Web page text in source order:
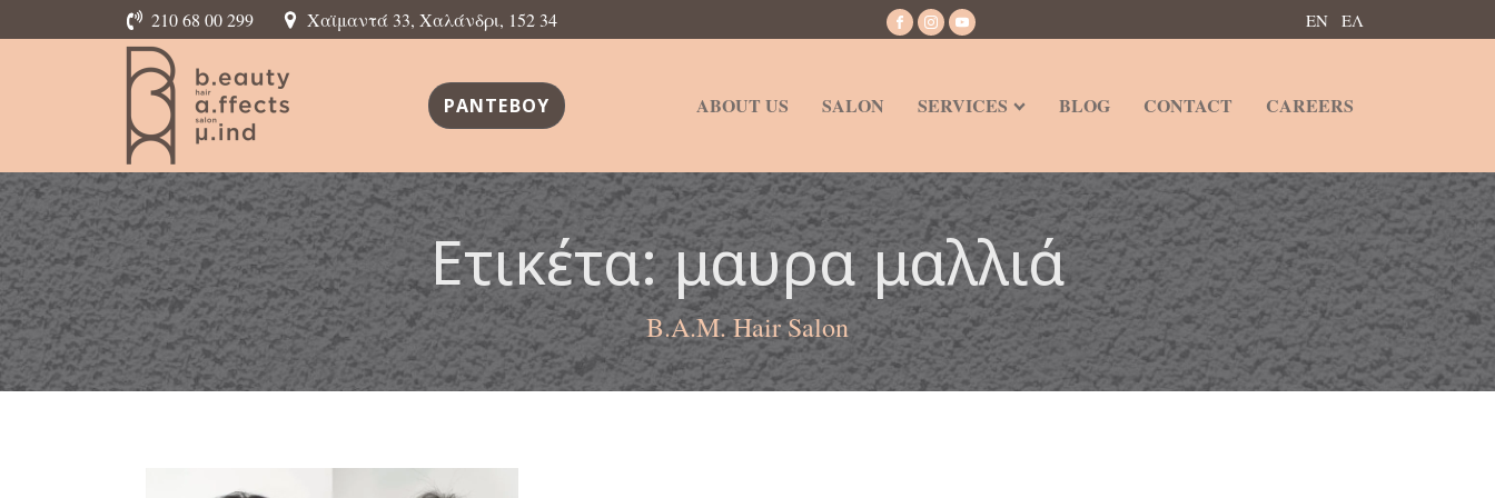
210 68 00 299 Χαϊμαντά 33, Χαλάνδρι, 152 34 ΕΝ ΕΛ
ΡΑΝΤΕΒΟΥ ABOUT US SALON SERVICES BLOG CONTACT CAREERS
Ετικέτα:μαυρα μαλλιά
B.A.M. Hair Salon